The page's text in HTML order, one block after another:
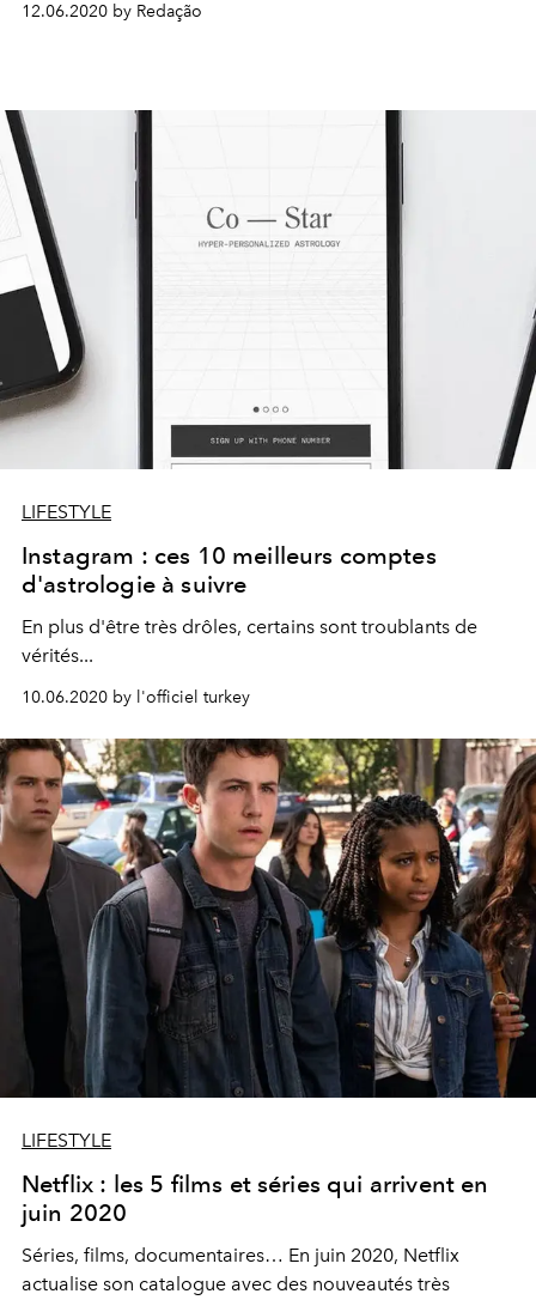
12.06.2020 by Redação
LIFESTYLE
Instagram : ces 10 meilleurs comptes
d'astrologie à suivre
En plus d'être très drôles, certains sont troublants de
vérités...
10.06.2020 by l'officiel turkey
LIFESTYLE
Netflix : les 5 films et séries qui arrivent en
juin 2020
Séries, films, documentaires… En juin 2020, Netflix
actualise son catalogue avec des nouveautés très